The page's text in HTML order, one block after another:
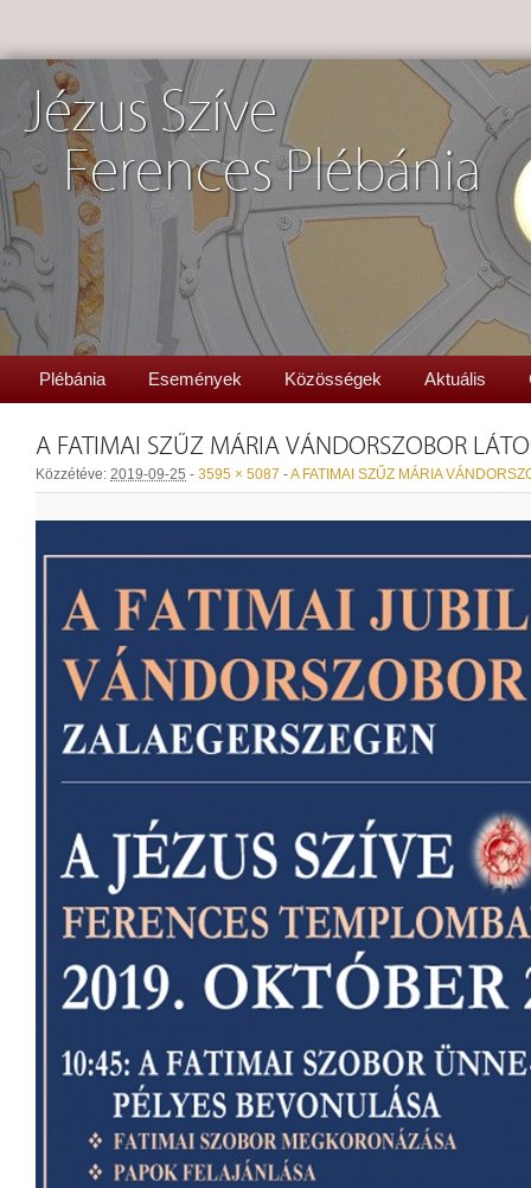
Jézus Szíve
Ferences Plébánia
Plébánia Események Közösségek Aktuális
A FATIMAI SZŰZ MÁRIA VÁNDORSZOBOR
Közzétéve: 2019-09-25 - 3595 × 5087 -A FATIMAI SZŰZ MÁRIA